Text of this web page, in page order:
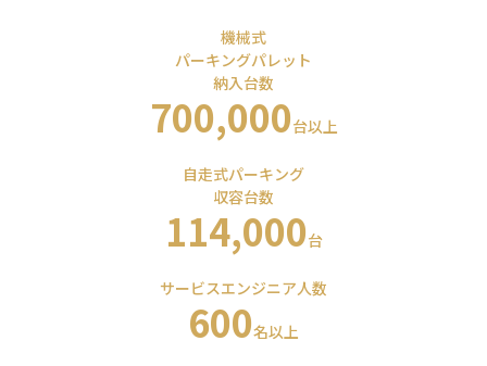
機械式
パーキングパレット
納⼊台数
700,000台以上
⾃⾛式パーキング
収容台数
114,000台
サービスエンジニア⼈数
600名以上